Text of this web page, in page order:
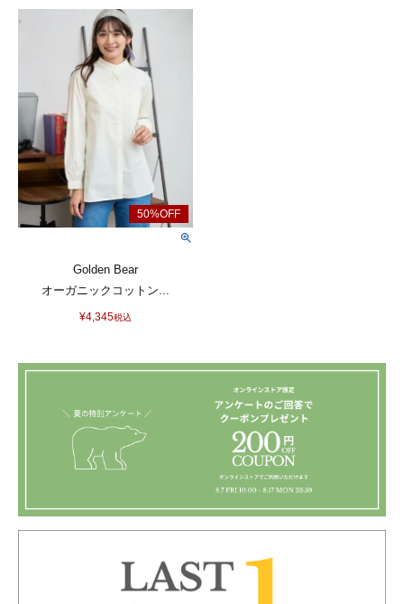
Golden Bear
オーガニックコットン...
¥4,345税込